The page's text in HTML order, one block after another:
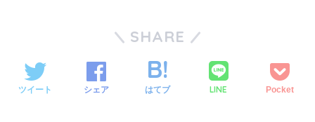
SHARE
ツイート シェア はてブ LINE Pocket